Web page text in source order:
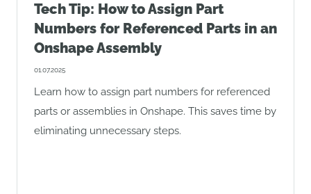
Tech Tip: How to Assign Part
Numbers for Referenced Parts in an
Onshape Assembly
01.07.2025
Learn how to assign part numbers for referenced
parts or assemblies in Onshape. This saves time by
eliminating unnecessary steps.